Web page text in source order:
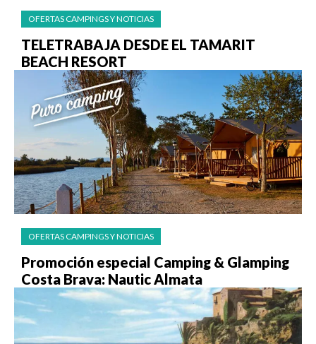
OFERTAS CAMPINGS Y NOTICIAS
TELETRABAJA DESDE EL TAMARIT
BEACH RESORT
OFERTAS CAMPINGS Y NOTICIAS
Promoción especial Camping & Glamping
Costa Brava: Nautic Almata